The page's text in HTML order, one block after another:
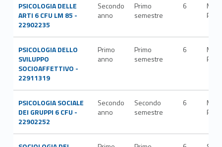
PSICOLOGIA DELLE
ARTI 6 CFU LM 85 -
22902235
Secondo
anno
Primo
semestre
6
M-
PSI/
PSICOLOGIA DELLO
SVILUPPO
SOCIOAFFETTIVO -
22911319
Primo
anno
Primo
semestre
6
M-
PSI/
PSICOLOGIA SOCIALE
DEI GRUPPI 6 CFU -
22902252
Secondo
anno
Secondo
semestre
6
M-
PSI/